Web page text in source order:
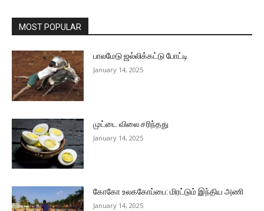
MOST POPULAR
பாலமேடு ஜல்லிக்கட்டு போட்டி
January 14, 2025
முட்டை விலை சரிந்தது
January 14, 2025
கோகோ உலககோப்பை: மிரட்டும் இந்திய அணி
January 14, 2025